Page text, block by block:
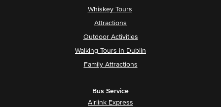
Whiskey Tours
Attractions
Outdoor Activities
Walking Tours in Dublin
Family Attractions
Bus Service
Airlink Express